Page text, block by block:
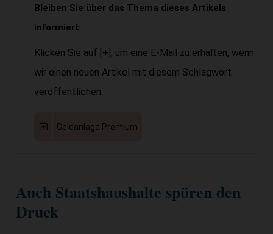
Bleiben Sie über das Thema dieses Artikels
informiert
Klicken Sie auf [+], um eine E-Mail zu erhalten, wenn
wir einen neuen Artikel mit diesem Schlagwort
veröffentlichen.
Geldanlage Premium
Auch Staatshaushalte spüren den
Druck